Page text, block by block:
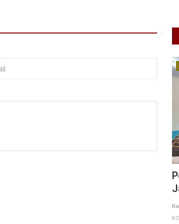
Perempuan/Anak